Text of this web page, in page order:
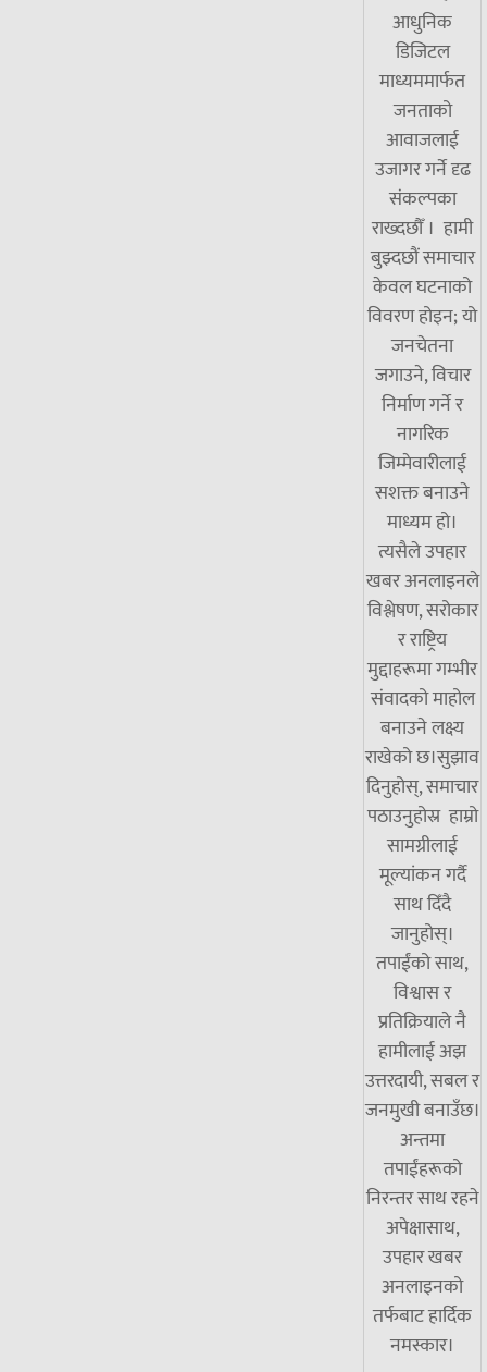
आधुनिक
डिजिटल
माध्यममार्फत
जनताको
आवाजलाई
उजागर गर्ने दृढ
संकल्पका
राख्दछौँ । हामी
बुझ्दछौं समाचार
केवल घटनाको
विवरण होइन; यो
जनचेतना
जगाउने, विचार
निर्माण गर्ने र
नागरिक
जिम्मेवारीलाई
सशक्त बनाउने
माध्यम हो।
त्यसैले उपहार
खबर अनलाइनले
विश्लेषण, सरोकार
र राष्ट्रिय
मुद्दाहरूमा गम्भीर
संवादको माहोल
बनाउने लक्ष्य
राखेको छ।सुझाव
दिनुहोस्, समाचार
पठाउनुहोस्र हाम्रो
सामग्रीलाई
मूल्यांकन गर्दै
साथ दिँदै
जानुहोस्।
तपाईंको साथ,
विश्वास र
प्रतिक्रियाले नै
हामीलाई अझ
उत्तरदायी, सबल र
जनमुखी बनाउँछ।
अन्तमा
तपाईंहरूको
निरन्तर साथ रहने
अपेक्षासाथ,
उपहार खबर
अनलाइनको
तर्फबाट हार्दिक
नमस्कार।